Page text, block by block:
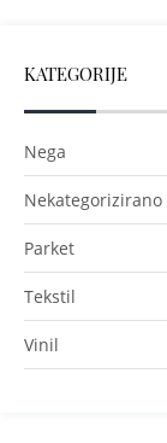
KATEGORIJE
Nega
Nekategorizirano
Parket
Tekstil
Vinil